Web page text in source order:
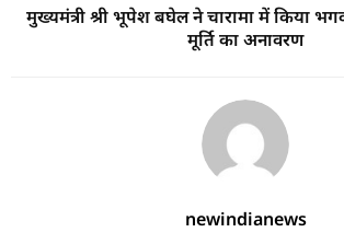
मुख्यमंत्री श्री भूपेश बघेल ने चारामा में किया
मूर्ति का अनावरण
newindianews